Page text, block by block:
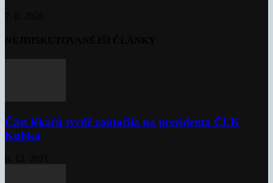
Část lékařů tvrdě zaútočila na prezidenta ČLK
Kubka